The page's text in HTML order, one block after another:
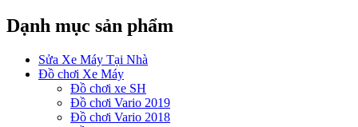
Dạnh mục sản phẩm
Sửa Xe Máy Tại Nhà
Đồ chơi Xe Máy
Đồ chơi xe SH
Đồ chơi Vario 2019
Đồ chơi Vario 2018